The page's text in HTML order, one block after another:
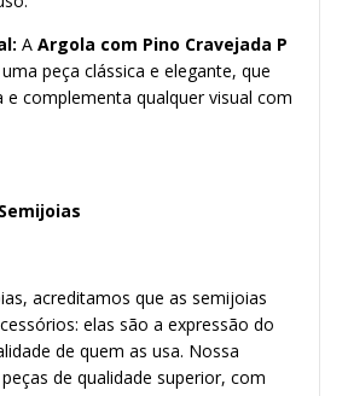
A Argola com Pino Cravejada P
peça clássica e elegante, que
e complementa qualquer visual com
acreditamos que as semijoias
elas são a expressão do
de quem as usa. Nossa
de qualidade superior, com